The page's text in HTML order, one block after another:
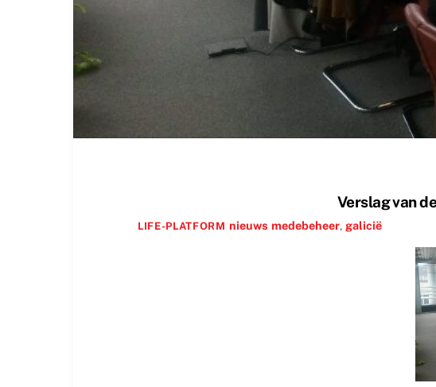
Verslag van
LIFE-PLATFORM nieuws medebeheer, galicië